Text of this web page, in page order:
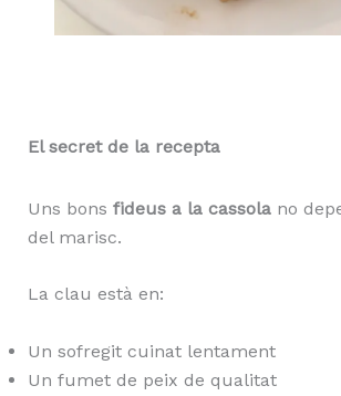
El secret de la recepta
Uns bons fideus a la cassolano
del marisc.
La clau està en:
Un sofregit cuinat lentament
Un fumet de peix de qualitat